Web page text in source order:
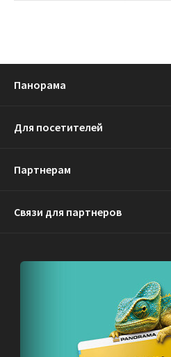
Панорама
Для посетителей
Партнерам
Связи для партнеров